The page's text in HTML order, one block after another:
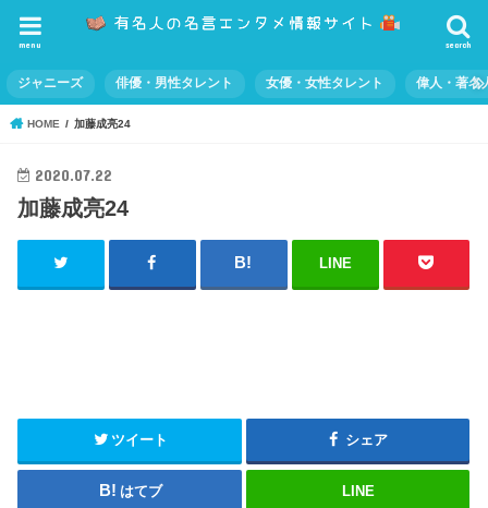
search
menu
ジャニーズ 俳優・男性タレント 女優・女性タレント 偉人・著名
HOME 加藤成亮24
2020.07.22
加藤成亮24
LINE
ツイート シェア
はてブ LINE